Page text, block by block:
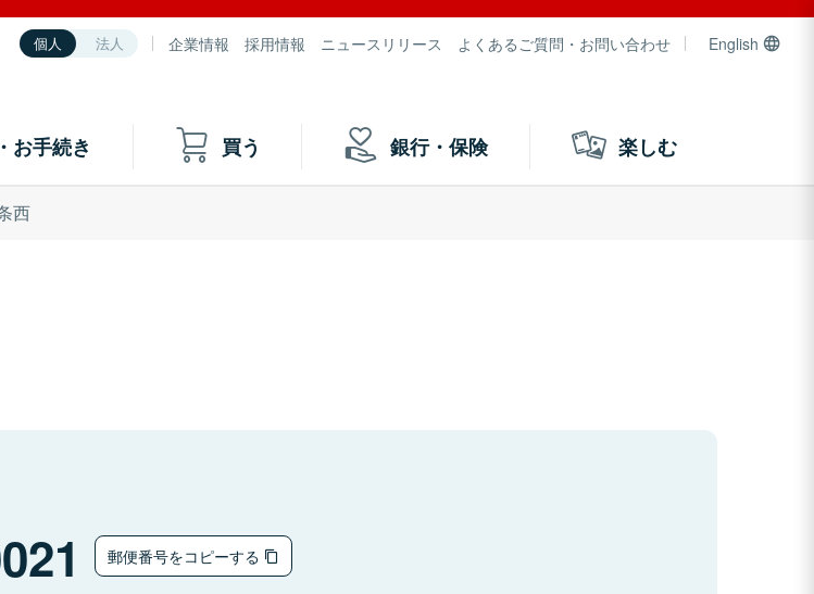
個人 法人 企業情報 採用情報 ニュースリリース よくあるご質問・お問い合わせ English
お手続き 買う 銀行・保険 楽しむ
西
郵便番号をコピーする